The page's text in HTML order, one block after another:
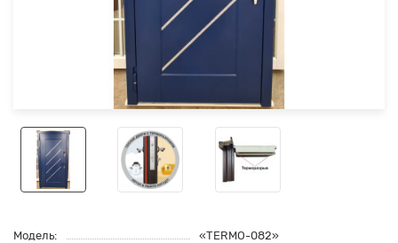
Модель:
«TERMO-082»